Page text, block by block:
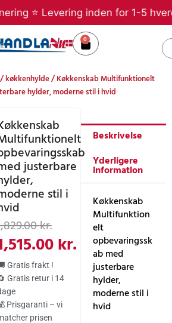
Levering inden for 1-5
0
Kurv
/køkkenhylde/ Køkkenskab Multifunktionelt
hylder, moderne stil i hvid
justerbare
stil i
kr.Den
oprindelige
pris
var:
1,829.00 kr..
kr.
Den
aktuelle
pris
er:
1,515.00 kr..
Gratis frakt !
Gratis retur i 14
Prisgaranti – vi
prisen
Beskrivelse
Yderligere
information
Køkkenskab
Multifunktion
elt
opbevaringssk
ab med
justerbare
hylder,
moderne stil i
hvid